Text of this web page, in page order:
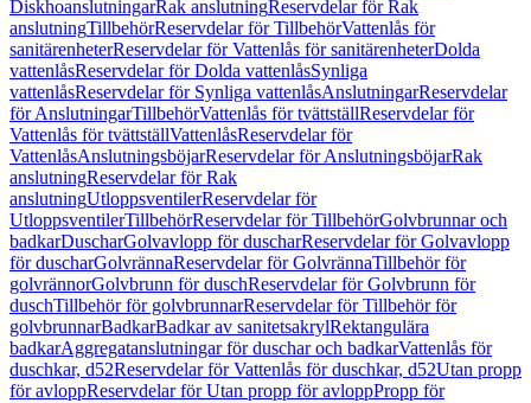
DiskhoanslutningarRak anslutningReservdelar för Rak
anslutningTillbehörReservdelar för TillbehörVattenlås för
sanitärenheterReservdelar för Vattenlås för sanitärenheterDolda
vattenlåsReservdelar för Dolda vattenlåsSynliga
vattenlåsReservdelar för Synliga vattenlåsAnslutningarReservdelar
för AnslutningarTillbehörVattenlås för tvättställReservdelar för
Vattenlås för tvättställVattenlåsReservdelar för
VattenlåsAnslutningsböjarReservdelar för AnslutningsböjarRak
anslutningReservdelar för Rak
anslutningUtloppsventilerReservdelar för
UtloppsventilerTillbehörReservdelar för TillbehörGolvbrunnar och
badkarDuscharGolvavlopp för duscharReservdelar för Golvavlopp
för duscharGolvrännaReservdelar för GolvrännaTillbehör för
golvrännorGolvbrunn för duschReservdelar för Golvbrunn för
duschTillbehör för golvbrunnarReservdelar för Tillbehör för
golvbrunnarBadkarBadkar av sanitetsakrylRektangulära
badkarAggregatanslutningar för duschar och badkarVattenlås för
duschkar, d52Reservdelar för Vattenlås för duschkar, d52Utan propp
för avloppReservdelar för Utan propp för avloppPropp för